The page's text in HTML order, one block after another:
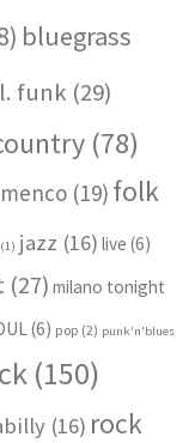
bluegrass
funk (29)
(78)
(19) folk
(1) jazz (16) live (6)
(27) milano tonight
(6) pop (2) punk'n'blues
(150)
(16) rock